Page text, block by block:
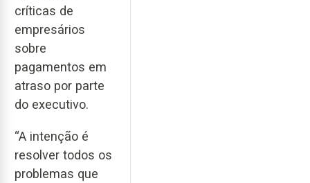
críticas de
empresários
sobre
pagamentos em
atraso por parte
do executivo.
“A intenção é
resolver todos os
problemas que